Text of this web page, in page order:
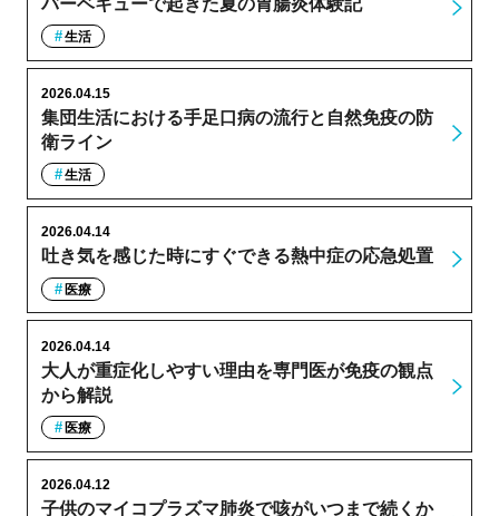
生活
集団生活における手足口病の流行と自然免疫の防
衛ライン
2026.04.15
生活
吐き気を感じた時にすぐできる熱中症の応急処置
2026.04.14
医療
大人が重症化しやすい理由を専門医が免疫の観点
から解説
2026.04.14
医療
子供のマイコプラズマ肺炎で咳がいつまで続くか
2026.04.12